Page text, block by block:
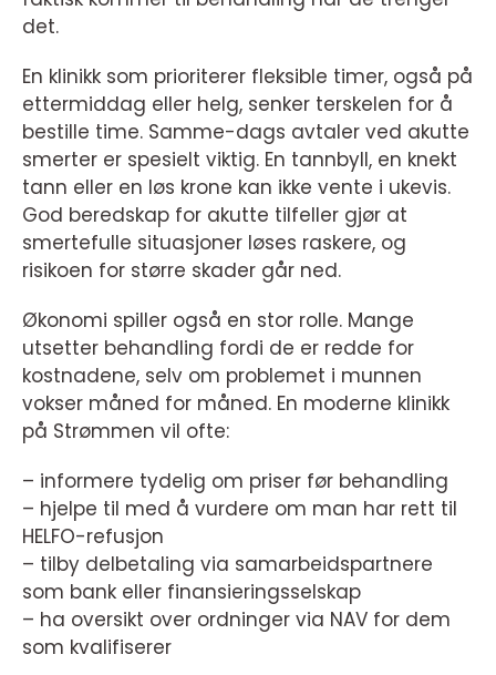
det.
En klinikk som prioriterer fleksible timer, også på
ettermiddag eller helg, senker terskelen for å
bestille time. Samme-dags avtaler ved akutte
smerter er spesielt viktig. En tannbyll, en knekt
tann eller en løs krone kan ikke vente i ukevis.
God beredskap for akutte tilfeller gjør at
smertefulle situasjoner løses raskere, og
risikoen for større skader går ned.
Økonomi spiller også en stor rolle. Mange
utsetter behandling fordi de er redde for
kostnadene, selv om problemet i munnen
vokser måned for måned. En moderne klinikk
på Strømmen vil ofte:
– informere tydelig om priser før behandling
– hjelpe til med å vurdere om man har rett til
HELFO-refusjon
– tilby delbetaling via samarbeidspartnere
som bank eller finansieringsselskap
– ha oversikt over ordninger via NAV for dem
som kvalifiserer